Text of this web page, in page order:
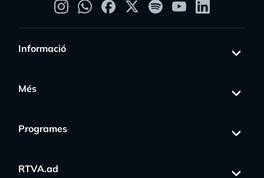
Informació
Més
Programes
RTVA.ad